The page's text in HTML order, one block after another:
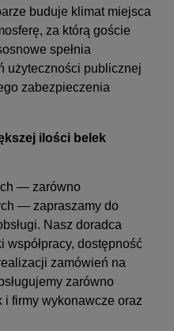
buduje klimat miejsca
za którą goście
spełnia
użyteczności publicznej
zabezpieczenia
ilości belek
— zarówno
— zapraszamy do
Nasz doradca
dostępność
zamówień na
zarówno
firmy wykonawcze oraz